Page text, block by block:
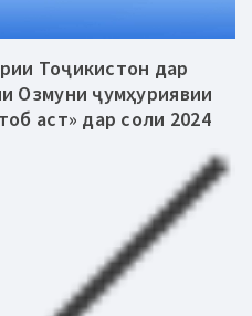
Тоҷикистон дар
Озмуни ҷумҳуриявии
аст» дар соли 2024